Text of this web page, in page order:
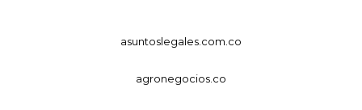
asuntoslegales.com.co
agronegocios.co